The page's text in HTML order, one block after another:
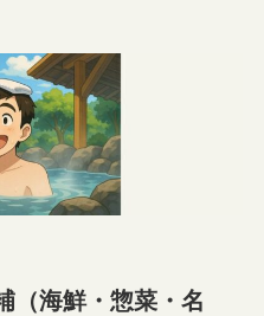
（海鮮・惣菜・名